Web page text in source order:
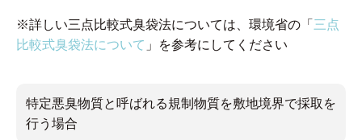
※詳しい三点比較式臭袋法については、環境省の「 三点
比較式臭袋法について 」を参考にしてください
特定悪臭物質と呼ばれる規制物質を敷地境界で採取を
行う場合